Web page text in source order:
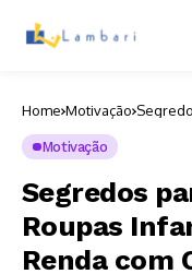
Home Motivação
Motivação
Segredos
Roupas
Renda com